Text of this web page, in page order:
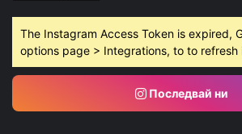
The Instagram Access Token is expired,
options page > Integrations, to to refresh
Последвай ни